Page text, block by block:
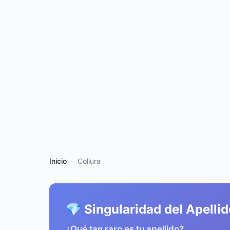
Inicio Collura
💎 Singularidad del